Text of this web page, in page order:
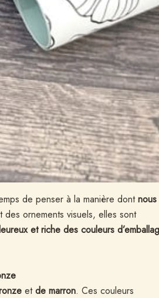
de penser à la manière dontnous
ornements visuels, elles sont
et riche des couleurs
etde marron. Ces couleurs